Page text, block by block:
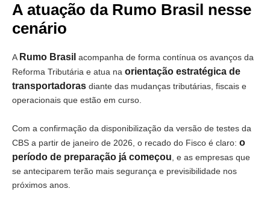
A atuação da Rumo Brasil nesse
cenário
A Rumo Brasil acompanha de forma contínua os avanços da
Reforma Tributária e atua na orientação estratégica de
transportadoras diante das mudanças tributárias, fiscais e
operacionais que estão em curso.
Com a confirmação da disponibilização da versão de testes da
CBS a partir de janeiro de 2026, o recado do Fisco é claro: o
período de preparação já começou , e as empresas que
se anteciparem terão mais segurança e previsibilidade nos
próximos anos.